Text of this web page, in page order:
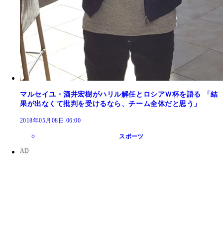
マルセイユ・酒井宏樹がハリル解任とロシアＷ杯を語る 「結
果が出なくて批判を受けるなら、チーム全体だと思う」
2018年05月08日 06:00
スポーツ